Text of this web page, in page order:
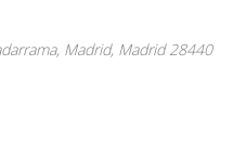
Madrid, Madrid 28440